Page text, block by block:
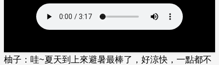
柚子：哇~夏天到上來避暑最棒了，好涼快，一點都不